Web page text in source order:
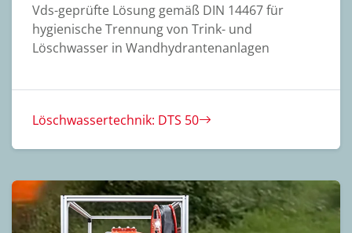
Vds-geprüfte Lösung gemäß DIN 14467 für
hygienische Trennung von Trink- und
Löschwasser in Wandhydrantenanlagen
Löschwassertechnik: DTS 50